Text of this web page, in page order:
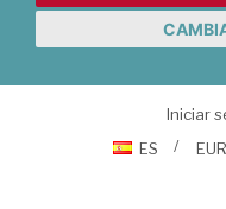
Iniciar
ES
EUR